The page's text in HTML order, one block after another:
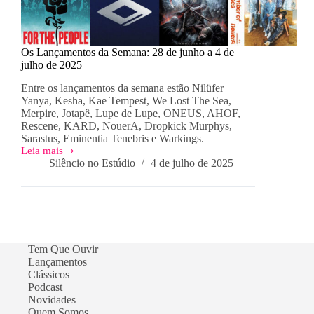
Os Lançamentos da Semana: 28 de junho a 4 de
julho de 2025
Entre os lançamentos da semana estão Nilüfer
Yanya, Kesha, Kae Tempest, We Lost The Sea,
Merpire, Jotapê, Lupe de Lupe, ONEUS, AHOF,
Rescene, KARD, NouerA, Dropkick Murphys,
Sarastus, Eminentia Tenebris e Warkings.
Leia mais
Os
Lançamentos
de
julho
de
2025
Silêncio no Estúdio 4 de julho de 2025
Tem Que Ouvir
Lançamentos
Clássicos
Podcast
Novidades